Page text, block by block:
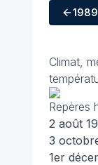
1989
Climat,
Repères
2 août
3
1er